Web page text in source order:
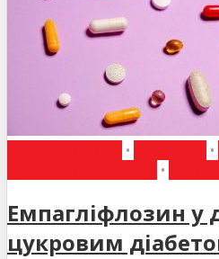
• •
•
Емпагліфлозин у
цукровим